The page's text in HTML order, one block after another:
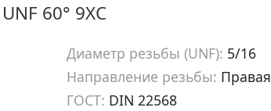
60° 9XC
Диаметр резьбы (UNF): 5/16
Направление резьбы: Правая
ГОСТ: DIN 22568